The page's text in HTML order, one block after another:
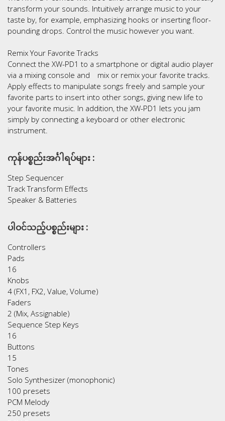
transform your sounds. Intuitively arrange music to your
taste by, for example, emphasizing hooks or inserting floor-
pounding drops. Control the music however you want.
Remix Your Favorite Tracks
Connect the XW-PD1 to a smartphone or digital audio player
via a mixing console and mix or remix your favorite tracks.
Apply effects to manipulate songs freely and sample your
favorite parts to insert into other songs, giving new life to
your favorite music. In addition, the XW-PD1 lets you jam
simply by connecting a keyboard or other electronic
instrument.
ကုန်ပစ္စည်းအင်္ဂါရပ်များ :
Step Sequencer
Track Transform Effects
Speaker & Batteries
ပါဝင်သည့်ပစ္စည်းများ :
Controllers
Pads
16
Knobs
4 (FX1, FX2, Value, Volume)
Faders
2 (Mix, Assignable)
Sequence Step Keys
16
Buttons
15
Tones
Solo Synthesizer (monophonic)
100 presets
PCM Melody
250 presets